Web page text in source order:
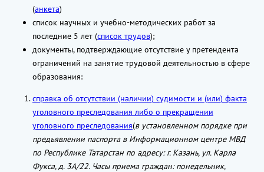
(анкета)
список научных и учебно-методических работ за
последние 5 лет (список трудов);
документы, подтверждающие отсутствие у претендента
ограничений на занятие трудовой деятельностью в сфере
образования:
справка об отсутствии (наличии) судимости и (или) факта
уголовного преследования либо о прекращении
уголовного преследования(в установленном порядке при
предъявлении паспорта в Информационном центре МВД
по Республике Татарстан по адресу: г. Казань, ул. Карла
Фукса, д. 3А/22. Часы приема граждан: понедельник,